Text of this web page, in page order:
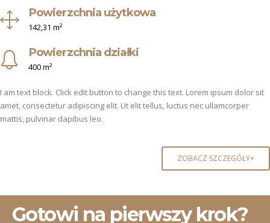
Powierzchnia użytkowa
142,31 m²
Powierzchnia działki
400 m²
I am text block. Click edit button to change this text. Lorem ipsum dolor sit
amet, consectetur adipiscing elit. Ut elit tellus, luctus nec ullamcorper
mattis, pulvinar dapibus leo.
ZOBACZ SZCZEGÓŁY+
Gotowi na pierwszy krok?